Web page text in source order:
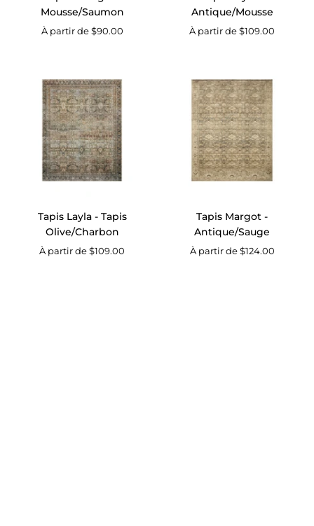
Mousse/Saumon
À partir de $90.00
Antique/Mousse
À partir de $109.00
Layla
-
Tapis
Olive/Charbon
Tapis Layla - Tapis
Olive/Charbon
À partir de $109.00
Margot
-
Antique/
Tapis Margot -
Antique/Sauge
À partir de $124.00